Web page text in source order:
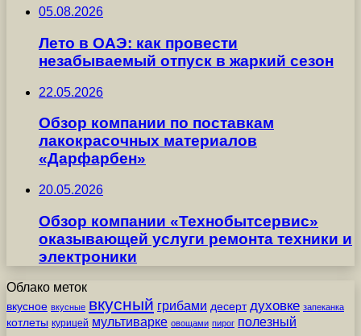
05.08.2026
Лето в ОАЭ: как провести
незабываемый отпуск в жаркий сезон
22.05.2026
Обзор компании по поставкам
лакокрасочных материалов
«Дарфарбен»
20.05.2026
Обзор компании «Технобытсервис»
оказывающей услуги ремонта техники и
электроники
Облако меток
вкусное вкусные вкусный грибами десерт духовке запеканка
котлеты курицей мультиварке овощами пирог полезный